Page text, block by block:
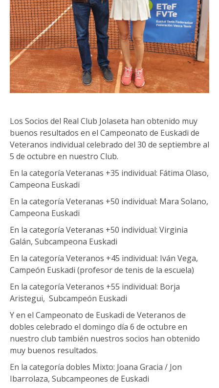
Los Socios del Real Club Jolaseta han obtenido muy
buenos resultados en el Campeonato de Euskadi de
Veteranos individual celebrado del 30 de septiembre al
5 de octubre en nuestro Club.
En la categoría Veteranas +35 individual: Fátima Olaso,
Campeona Euskadi
En la categoría Veteranas +50 individual: Mara Solano,
Campeona Euskadi
En la categoría Veteranas +50 individual: Virginia
Galán, Subcampeona Euskadi
En la categoría Veteranos +45 individual: Iván Vega,
Campeón Euskadi (profesor de tenis de la escuela)
En la categoría Veteranos +55 individual: Borja
Aristegui, Subcampeón Euskadi
Y en el Campeonato de Euskadi de Veteranos de
dobles celebrado el domingo día 6 de octubre en
nuestro club también nuestros socios han obtenido
muy buenos resultados.
En la categoría dobles Mixto: Joana Gracia / Jon
Ibarrolaza, Subcampeones de Euskadi